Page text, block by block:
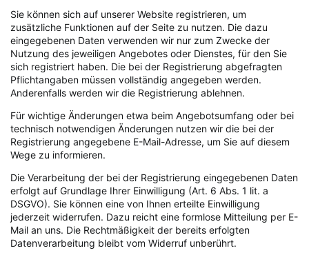
Sie können sich auf unserer Website registrieren, um
zusätzliche Funktionen auf der Seite zu nutzen. Die dazu
eingegebenen Daten verwenden wir nur zum Zwecke der
Nutzung des jeweiligen Angebotes oder Dienstes, für den Sie
sich registriert haben. Die bei der Registrierung abgefragten
Pflichtangaben müssen vollständig angegeben werden.
Anderenfalls werden wir die Registrierung ablehnen.
Für wichtige Änderungen etwa beim Angebotsumfang oder bei
technisch notwendigen Änderungen nutzen wir die bei der
Registrierung angegebene E-Mail-Adresse, um Sie auf diesem
Wege zu informieren.
Die Verarbeitung der bei der Registrierung eingegebenen Daten
erfolgt auf Grundlage Ihrer Einwilligung (Art. 6 Abs. 1 lit. a
DSGVO). Sie können eine von Ihnen erteilte Einwilligung
jederzeit widerrufen. Dazu reicht eine formlose Mitteilung per E-
Mail an uns. Die Rechtmäßigkeit der bereits erfolgten
Datenverarbeitung bleibt vom Widerruf unberührt.